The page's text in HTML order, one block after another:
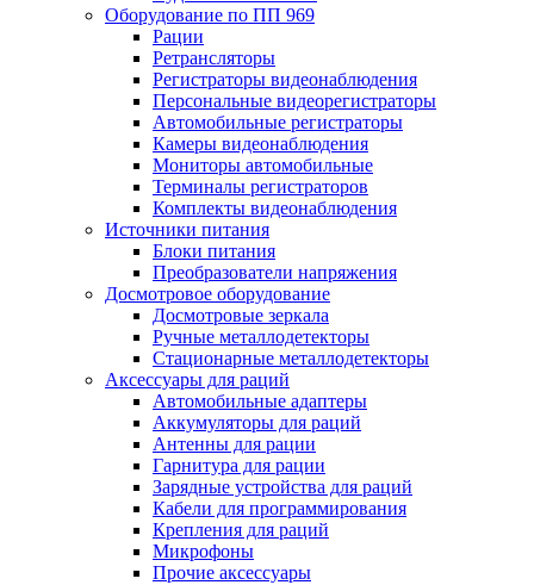
Оборудование по ПП 969
Рации
Ретрансляторы
Регистраторы видеонаблюдения
Персональные видеорегистраторы
Автомобильные регистраторы
Камеры видеонаблюдения
Мониторы автомобильные
Терминалы регистраторов
Комплекты видеонаблюдения
Источники питания
Блоки питания
Преобразователи напряжения
Досмотровое оборудование
Досмотровые зеркала
Ручные металлодетекторы
Стационарные металлодетекторы
Аксессуары для раций
Автомобильные адаптеры
Аккумуляторы для раций
Антенны для рации
Гарнитура для рации
Зарядные устройства для раций
Кабели для программирования
Крепления для раций
Микрофоны
Прочие аксессуары